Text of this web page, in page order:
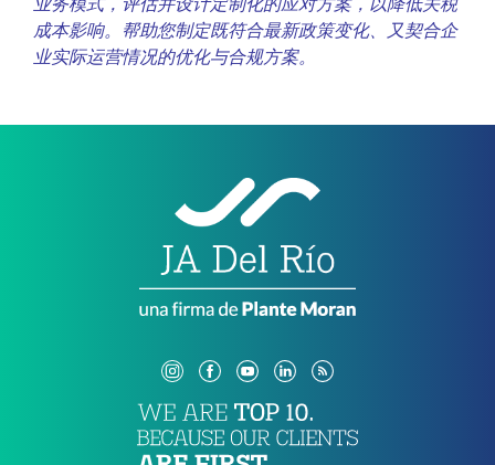
业务模式，评估并设计定制化的应对方案，以降低关税
成本影响。帮助您制定既符合最新政策变化、又契合企
业实际运营情况的优化与合规方案。